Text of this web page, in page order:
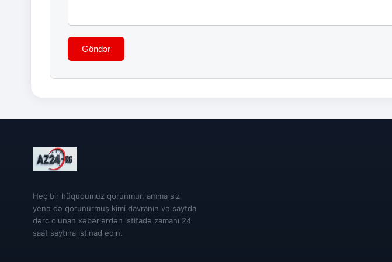
Göndər
Heç bir hüququmuz qorunmur, amma siz
yenə də qorunurmuş kimi davranın və saytda
dərc olunan xəbərlərdən istifadə zamanı 24
saat saytına istinad edin.